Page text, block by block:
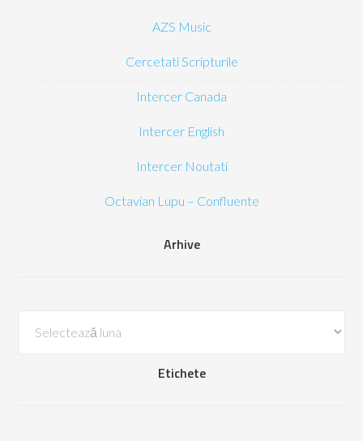
AZS Music
Cercetati Scripturile
Intercer Canada
Intercer English
Intercer Noutati
Octavian Lupu – Confluente
Arhive
Etichete